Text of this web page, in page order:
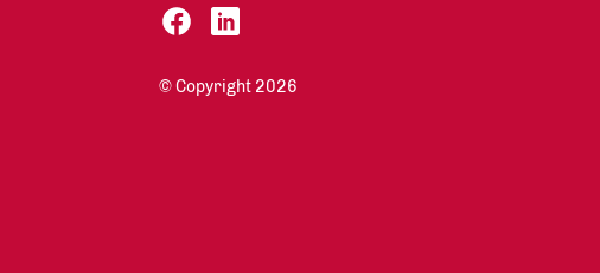
© Copyright 2026